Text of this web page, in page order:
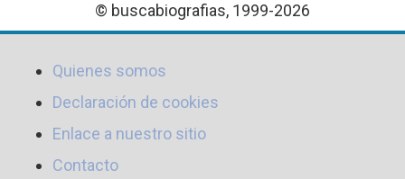
© buscabiografias, 1999-2026
Quienes somos
Declaración de cookies
Enlace a nuestro sitio
Contacto